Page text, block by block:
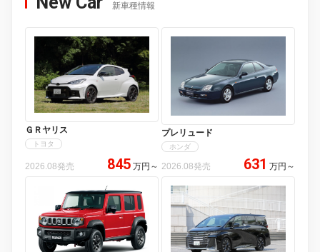
新車種情報
ＧＲヤリス
トヨタ
2026.08発売 845 万円 ～
プレリュード
ホンダ
2026.08発売 631 万円 ～